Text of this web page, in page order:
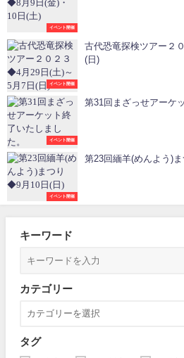
イベント開催
イベント開催
古代恐竜探検ツアー２
(日)
イベント開催
第31回まざっせアーケ
イベント開催
第23回緬羊(めんよう)
キーワード
カテゴリー
タグ